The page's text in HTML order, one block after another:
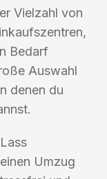
Vielzahl von
Bedarf
Auswahl
denen du
Lass
Umzug